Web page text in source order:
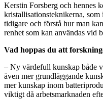
Kerstin Forsberg och hennes
kristallisationsteknikerna, som
tidigare och förstå hur man
renhet som kan användas vid
Vad hoppas du att
– Ny värdefull kunskap både
även mer grundläggande
mer kunskap inom
viktigt då arbetsmarknaden